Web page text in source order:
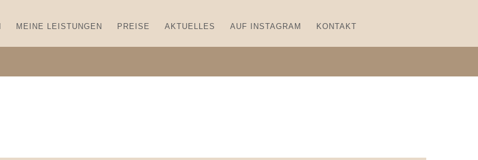
MEINE LEISTUNGEN PREISE AKTUELLES AUF INSTAGRAM KONTAKT